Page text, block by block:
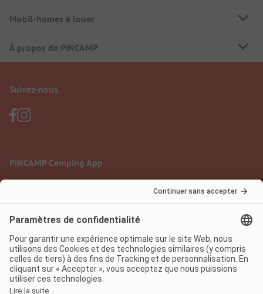
Mobil-homes à louer
À propos de PiNCAMP
Suivez-nous
PiNCAMP Camping App
Mentions légales
Protection des données
Conditions d'utilisation
Règlement sur les services numériques